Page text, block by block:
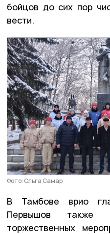
бойцов до сих пор
вести.
Фото: Ольга Самар
В Тамбове врио
Первышов также
торжественных